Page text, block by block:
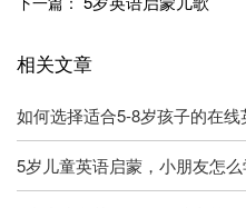
相关文章
如何选择适合5-8岁孩子的在线
5岁儿童英语启蒙，小朋友怎么